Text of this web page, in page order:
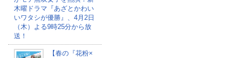
木曜ドラマ『あざとかわい
いワタシが優勝』、4月2日
（木）よる9時25分から放
送！
【春の『花粉×